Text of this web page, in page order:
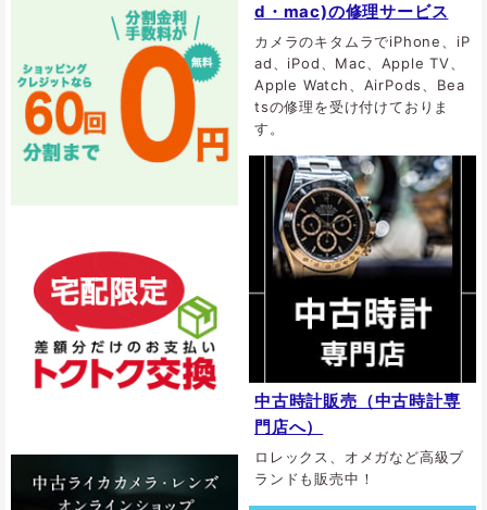
d・mac)の修理サービス
カメラのキタムラでiPhone、iP
ad、iPod、Mac、Apple TV、
Apple Watch、AirPods、Bea
tsの修理を受け付けておりま
す。
中古時計販売（中古時計専
門店へ）
ロレックス、オメガなど高級ブ
ランドも販売中！